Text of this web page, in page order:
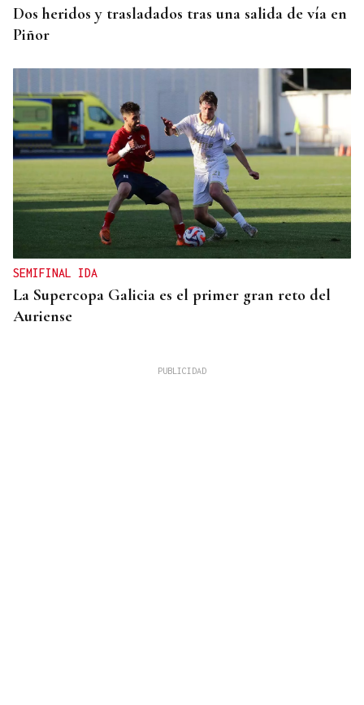
Dos heridos y trasladados tras una salida de vía en
Piñor
SEMIFINAL IDA
La Supercopa Galicia es el primer gran reto del
Auriense